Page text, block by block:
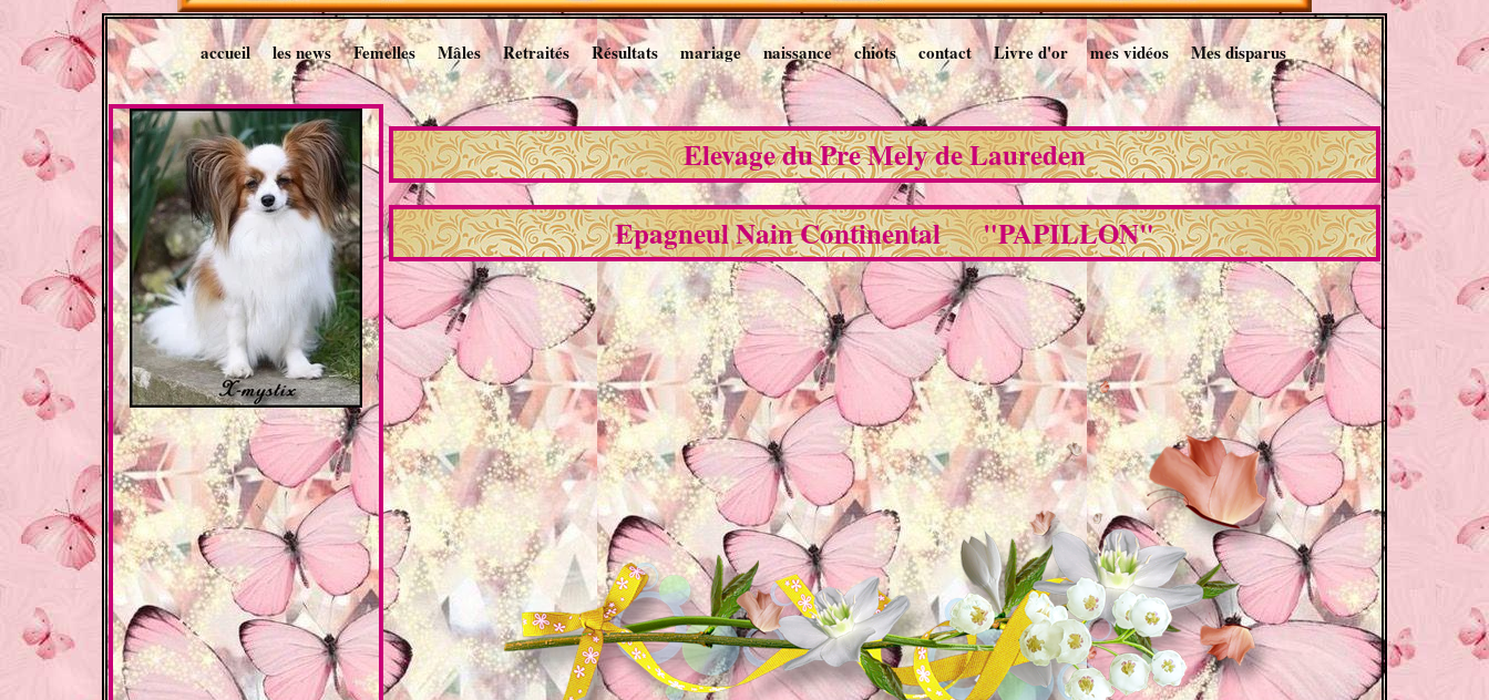
accueil les news Femelles Mâles Retraités Résultats mariage naissance chiots contact Livre d'or mes vidéos Mes disparus
Elevage du Pre Mely de Laureden
Epagneul Nain Continental "PAPILLON"